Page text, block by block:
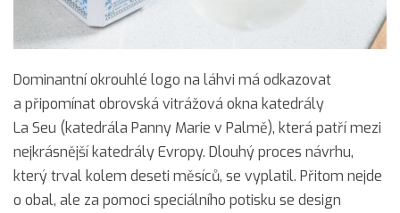
Dominantní okrouhlé logo na láhvi má odkazovat
a připomínat obrovská vitrážová okna katedrály
La Seu (katedrála Panny Marie v Palmě), která patří mezi
nejkrásnější katedrály Evropy. Dlouhý proces návrhu,
který trval kolem deseti měsíců, se vyplatil. Přitom nejde
o obal, ale za pomoci speciálního potisku se design